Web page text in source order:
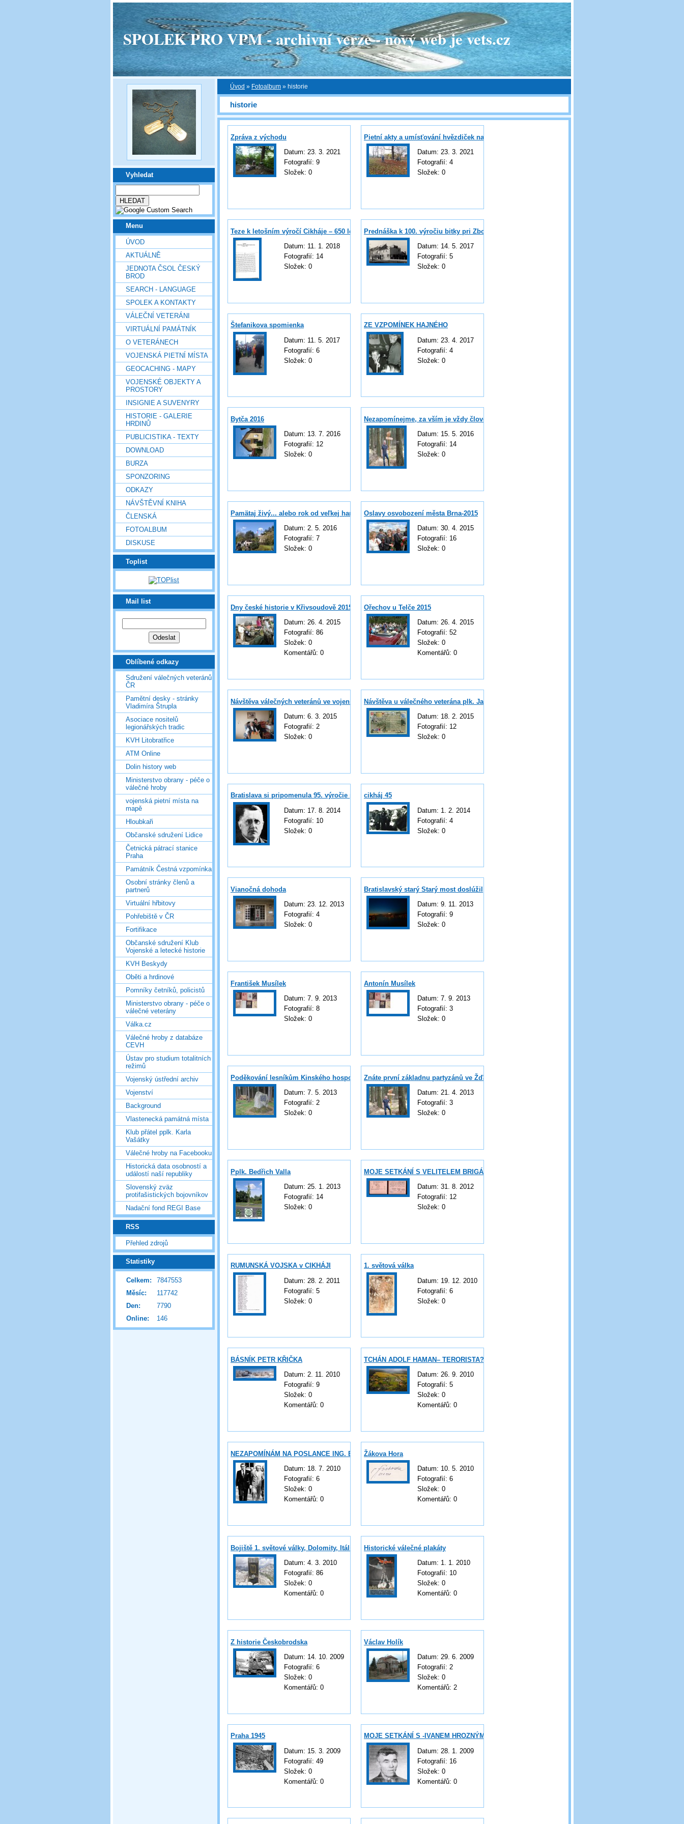
SPOLEK PRO VPM - archivní verze - nový web je vets.cz
Vyhledat
Menu
ÚVOD
AKTUÁLNĚ
JEDNOTA ČSOL ČESKÝ
BROD
SEARCH - LANGUAGE
SPOLEK A KONTAKTY
VÁLEČNÍ VETERÁNI
VIRTUÁLNÍ PAMÁTNÍK
O VETERÁNECH
VOJENSKÁ PIETNÍ MÍSTA
GEOCACHING - MAPY
VOJENSKÉ OBJEKTY A
PROSTORY
INSIGNIE A SUVENYRY
HISTORIE - GALERIE
HRDINŮ
PUBLICISTIKA - TEXTY
DOWNLOAD
BURZA
SPONZORING
ODKAZY
NÁVŠTĚVNÍ KNIHA
ČLENSKÁ
FOTOALBUM
DISKUSE
Toplist
Mail list
Oblíbené odkazy
Sdružení válečných veteránů
ČR
Pamětní desky - stránky
Vladimíra Štrupla
Asociace nositelů
legionářských tradic
KVH Litobratřice
ATM Online
Dolin history web
Ministerstvo obrany - péče o
válečné hroby
vojenská pietní místa na
mapě
Hloubkaři
Občanské sdružení Lidice
Četnická pátrací stanice
Praha
Památník Čestná vzpomínka
Osobní stránky členů a
partnerů
Virtuální hřbitovy
Pohřebiště v ČR
Fortifikace
Občanské sdružení Klub
Vojenské a letecké historie
KVH Beskydy
Oběti a hrdinové
Pomníky četníků, policistů
Ministerstvo obrany - péče o
válečné veterány
Válka.cz
Válečné hroby z databáze
CEVH
Ústav pro studium totalitních
režimů
Vojenský ústřední archiv
Vojenství
Background
Vlastenecká památná místa
Klub přátel pplk. Karla
Vašátky
Válečné hroby na Facebooku
Historická data osobností a
událostí naší republiky
Slovenský zväz
protifašistických bojovníkov
Nadační fond REGI Base
RSS
Přehled zdrojů
Statistiky
Online: 146
Celkem:
7847553
Měsíc:
117742
Den:
7790
Úvod » Fotoalbum » historie
historie
Zpráva z východu
Datum: 23. 3. 2021
Fotografií: 9
Složek: 0
Pietní akty a umísťování hvězdiček na Černovíře
Datum: 23. 3. 2021
Fotografií: 4
Složek: 0
Teze k letošním výročí Cikháje – 650 let
Datum: 11. 1. 2018
Fotografií: 14
Složek: 0
Prednáška k 100. výročiu bitky pri Zborove vo Veselí nad Moravou
Datum: 14. 5. 2017
Fotografií: 5
Složek: 0
Štefanikova spomienka
Datum: 11. 5. 2017
Fotografií: 6
Složek: 0
ZE VZPOMÍNEK HAJNÉHO
Datum: 23. 4. 2017
Fotografií: 4
Složek: 0
Bytča 2016
Datum: 13. 7. 2016
Fotografií: 12
Složek: 0
Nezapomínejme, za vším je vždy člověk
Datum: 15. 5. 2016
Fotografií: 14
Složek: 0
Pamätaj živý... alebo rok od veľkej hanby
Datum: 2. 5. 2016
Fotografií: 7
Složek: 0
Oslavy osvobození města Brna-2015
Datum: 30. 4. 2015
Fotografií: 16
Složek: 0
Dny české historie v Křivsoudově 2015
Datum: 26. 4. 2015
Fotografií: 86
Složek: 0
Komentářů: 0
Ořechov u Telče 2015
Datum: 26. 4. 2015
Fotografií: 52
Složek: 0
Komentářů: 0
Návštěva válečných veteránů ve vojenské nemocnici Střešovice.
Datum: 6. 3. 2015
Fotografií: 2
Složek: 0
Návštěva u válečného veterána plk. Jana Velíka
Datum: 18. 2. 2015
Fotografií: 12
Složek: 0
Bratislava si pripomenula 95. výročie pripojenia Petržalky
Datum: 17. 8. 2014
Fotografií: 10
Složek: 0
cikháj 45
Datum: 1. 2. 2014
Fotografií: 4
Složek: 0
Vianočná dohoda
Datum: 23. 12. 2013
Fotografií: 4
Složek: 0
Bratislavský starý Starý most doslúžil
Datum: 9. 11. 2013
Fotografií: 9
Složek: 0
František Musílek
Datum: 7. 9. 2013
Fotografií: 8
Složek: 0
Antonín Musílek
Datum: 7. 9. 2013
Fotografií: 3
Složek: 0
Poděkování lesníkům Kinského hospodářství a občanům
Datum: 7. 5. 2013
Fotografií: 2
Složek: 0
Znáte první základnu partyzánů ve Žďárských vrších?
Datum: 21. 4. 2013
Fotografií: 3
Složek: 0
Pplk. Bedřich Valla
Datum: 25. 1. 2013
Fotografií: 14
Složek: 0
MOJE SETKÁNÍ S VELITELEM BRIGÁDY M. J. HUS N. KOLESNIKEM
Datum: 31. 8. 2012
Fotografií: 12
Složek: 0
RUMUNSKÁ VOJSKA v CIKHÁJI
Datum: 28. 2. 2011
Fotografií: 5
Složek: 0
1. světová válka
Datum: 19. 12. 2010
Fotografií: 6
Složek: 0
BÁSNÍK PETR KŘIČKA
Datum: 2. 11. 2010
Fotografií: 9
Složek: 0
Komentářů: 0
TCHÁN ADOLF HAMAN– TERORISTA?
Datum: 26. 9. 2010
Fotografií: 5
Složek: 0
Komentářů: 0
NEZAPOMÍNÁM NA POSLANCE ING. BOHUSLAVA CHŇOUPKA
Datum: 18. 7. 2010
Fotografií: 6
Složek: 0
Komentářů: 0
Žákova Hora
Datum: 10. 5. 2010
Fotografií: 6
Složek: 0
Komentářů: 0
Bojiště 1. světové války, Dolomity, Itálie
Datum: 4. 3. 2010
Fotografií: 86
Složek: 0
Komentářů: 0
Historické válečné plakáty
Datum: 1. 1. 2010
Fotografií: 10
Složek: 0
Komentářů: 0
Z historie Českobrodska
Datum: 14. 10. 2009
Fotografií: 6
Složek: 0
Komentářů: 0
Václav Holík
Datum: 29. 6. 2009
Fotografií: 2
Složek: 0
Komentářů: 2
Praha 1945
Datum: 15. 3. 2009
Fotografií: 49
Složek: 0
Komentářů: 0
MOJE SETKÁNÍ S -IVANEM HROZNÝM-
Datum: 28. 1. 2009
Fotografií: 16
Složek: 0
Komentářů: 0